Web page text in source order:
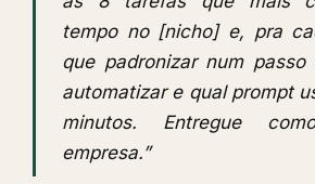
tempo no [nicho] e, pra
que padronizar num
automatizar e qual prompt
minutos. Entregue
empresa.”